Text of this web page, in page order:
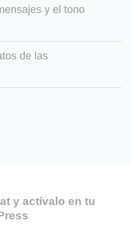
y el tono
de las
y actívalo en tu